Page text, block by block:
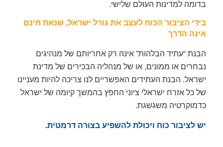
בדומה למדינות העולם שלישי.
בידי הציבור הכוח לעצב את גורל ישראל, שנאת חינם
אינה הדרך
הבנת “עתיד הבלהות” אינה רק אחריותם של מנהיגים
נבחרים או ממונים, או של מנהליה הבכירים של מדינת
ישראל. הבנת העתידים האפשריים לנו צריכה להיות מעניינו
של כל אזרח ישראלי ציוני החפץ בהמשך קיומה של ישראל
כדמוקרטיה משגשגת.
יש לציבור כוח ויכולת להשפיע בצורה דרמטית.